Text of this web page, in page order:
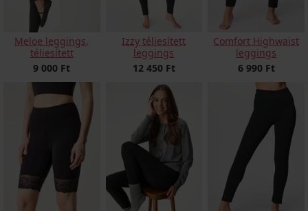
Meloe leggings,
téliesített
9 000 Ft
Izzy téliesített
leggings
12 450 Ft
Comfort Highwaist
leggings
6 990 Ft